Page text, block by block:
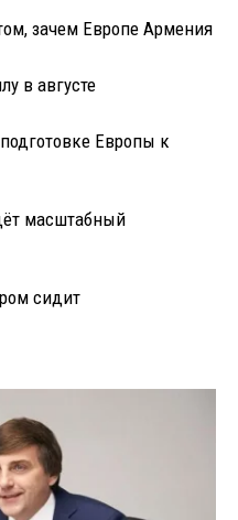
зачем Европе Армения
в августе
Европы к
масштабный
сидит